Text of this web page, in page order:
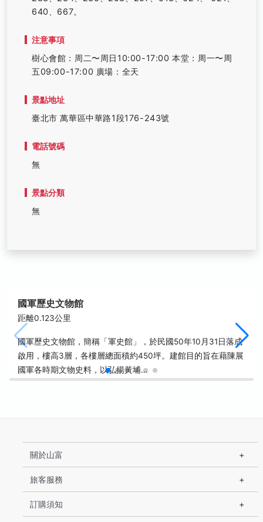
640、667。
注意事項
樹心會館：周二〜周日10:00-17:00 本堂：周一〜周
五09:00-17:00 廣場：全天
景點地址
臺北市 萬華區中華路1段176-243號
電話號碼
無
景點分類
無
國軍歷史文物館
距離0.123公里
國軍歷史文物館，簡稱「軍史館」，於民國50年10月31日落成
啟用，樓高3層，各樓層總面積約450坪。建館目的旨在藉陳展
國軍各時期文物史料，以弘揚黃埔…
關於山富
旅客服務
訂購須知